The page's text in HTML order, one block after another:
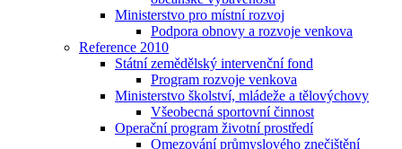
Ministerstvo pro místní rozvoj
Podpora obnovy a rozvoje venkova
Reference 2010
Státní zemědělský intervenční fond
Program rozvoje venkova
Ministerstvo školství, mládeže a tělovýchovy
Všeobecná sportovní činnost
Operační program životní prostředí
Omezování průmyslového znečištění